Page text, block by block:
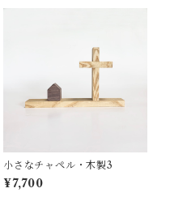
小さなチャペル・木製3
¥7,700